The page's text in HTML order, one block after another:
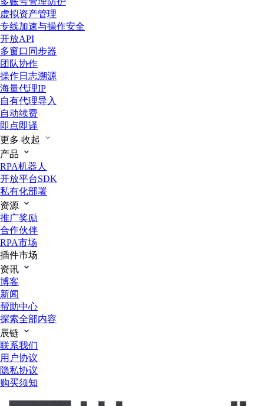
虚拟资产管理
专线加速与操作安全
开放API
多窗口同步器
团队协作
操作日志溯源
海量代理IP
自有代理导入
自动续费
即点即译
更多 收起
产品
RPA机器人
开放平台SDK
私有化部署
资源
推广奖励
合作伙伴
RPA市场
插件市场
资讯
博客
新闻
帮助中心
探索全部内容
辰链
联系我们
用户协议
隐私协议
购买须知